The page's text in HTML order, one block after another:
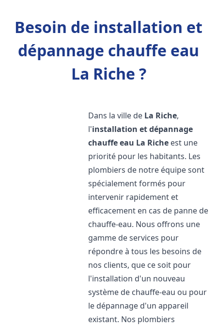
Besoin de installation et
dépannage chauffe eau
La Riche ?
Dans la ville de La Riche,
l'installation et dépannage
chauffe eau La Riche est une
priorité pour les habitants. Les
plombiers de notre équipe sont
spécialement formés pour
intervenir rapidement et
efficacement en cas de panne de
chauffe-eau. Nous offrons une
gamme de services pour
répondre à tous les besoins de
nos clients, que ce soit pour
l'installation d'un nouveau
système de chauffe-eau ou pour
le dépannage d'un appareil
existant. Nos plombiers